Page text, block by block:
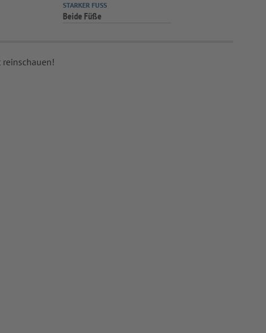
STARKER FUSS
Beide Füße